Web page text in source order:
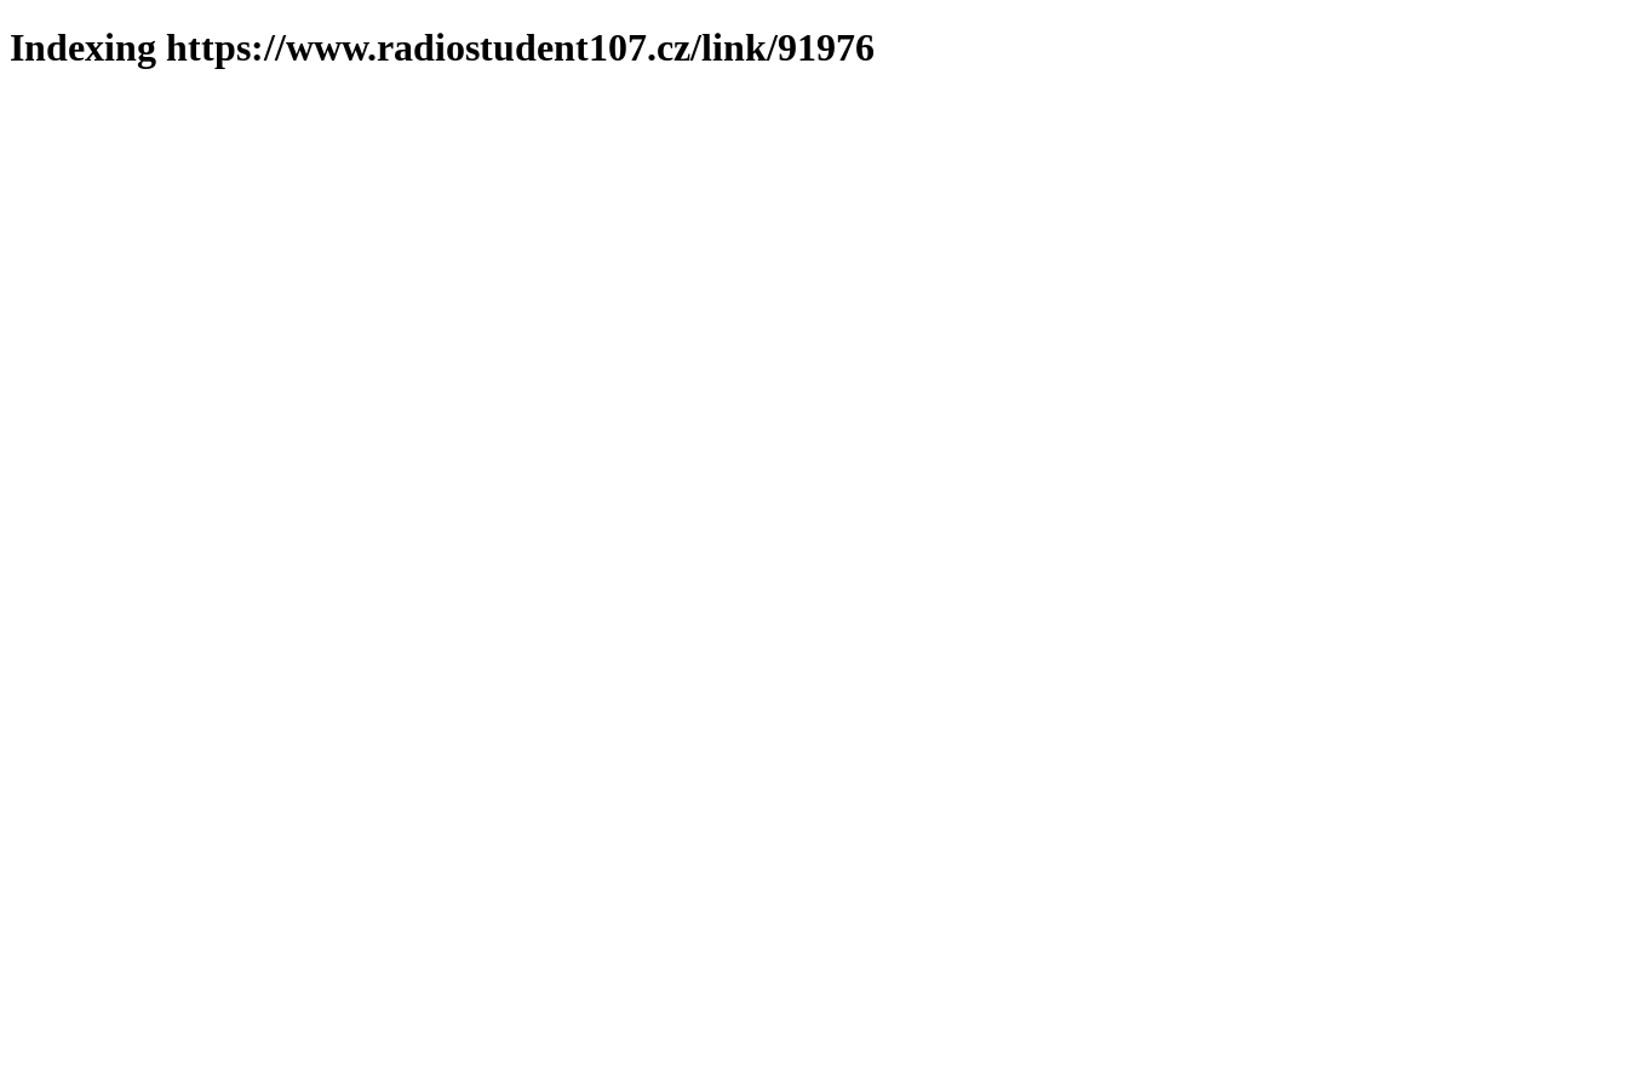
Indexing https://www.radiostudent107.cz/link/91976